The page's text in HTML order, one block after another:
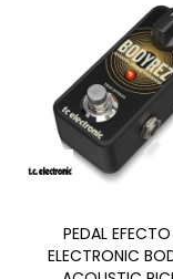
PEDAL
ELECTRONIC